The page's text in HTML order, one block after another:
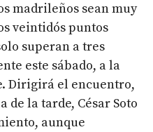
madrileños sean muy
veintidós puntos
superan a tres
este sábado, a la
Dirigirá el encuentro,
de la tarde, César Soto
aunque